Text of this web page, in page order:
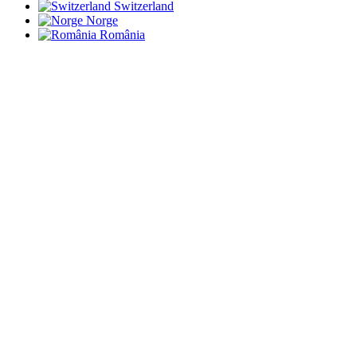
Switzerland
Norge
România